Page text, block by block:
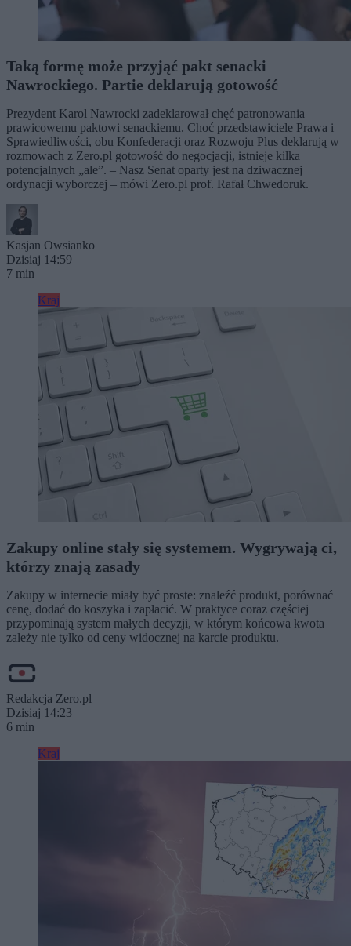
Taką formę może przyjąć pakt senacki
Nawrockiego. Partie deklarują gotowość
Prezydent Karol Nawrocki zadeklarował chęć patronowania
prawicowemu paktowi senackiemu. Choć przedstawiciele Prawa i
Sprawiedliwości, obu Konfederacji oraz Rozwoju Plus deklarują w
rozmowach z Zero.pl gotowość do negocjacji, istnieje kilka
potencjalnych „ale”. – Nasz Senat oparty jest na dziwacznej
ordynacji wyborczej – mówi Zero.pl prof. Rafał Chwedoruk.
Kasjan Owsianko
Dzisiaj 14:59
7 min
Kraj
Zakupy online stały się systemem. Wygrywają ci,
którzy znają zasady
Zakupy w internecie miały być proste: znaleźć produkt, porównać
cenę, dodać do koszyka i zapłacić. W praktyce coraz częściej
przypominają system małych decyzji, w którym końcowa kwota
zależy nie tylko od ceny widocznej na karcie produktu.
Redakcja Zero.pl
Dzisiaj 14:23
6 min
Kraj